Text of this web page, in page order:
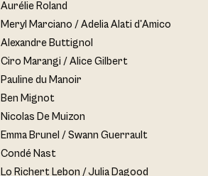
Aurélie Roland
Meryl Marciano / Adelia Alati d'Amico
Alexandre Buttignol
Ciro Marangi / Alice Gilbert
Pauline du Manoir
Ben Mignot
Nicolas De Muizon
Emma Brunel / Swann Guerrault
Condé Nast
Lo Richert Lebon / Julia Dagood